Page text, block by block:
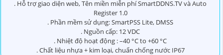
. Hỗ trợ giao diện web, Tên miền miễn phí SmartDDNS.TV và Auto
Register 1.0
. Phần mềm sử dụng: SmartPSS Lite, DMSS
. Nguồn cấp: 12 VDC
. Nhiệt độ hoạt động : –40 °C to +60 °C
. Chất liệu nhựa + kim loại, chuẩn chống nước IP67